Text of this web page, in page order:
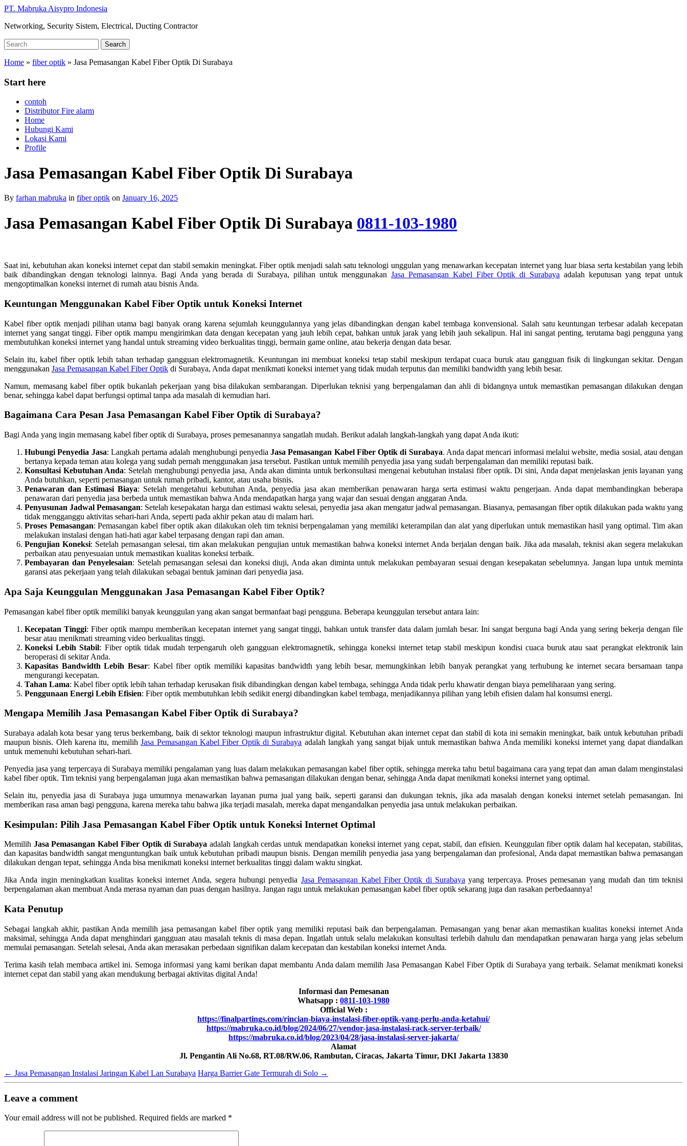
Skip
main
PT. Mabruka Aisypro Indonesia
Networking, Security Sistem, Electrical, Ducting Contractor
Search
for:
Search
Home » fiber optik » Jasa Pemasangan Kabel Fiber Optik Di Surabaya
Start here
contoh
Distributor Fire alarm
Home
Hubungi Kami
Lokasi Kami
Profile
Jasa Pemasangan Kabel Fiber Optik Di Surabaya
By farhan mabruka in fiber optik on January 16, 2025
Jasa Pemasangan Kabel Fiber Optik Di Surabaya 0811-103-1980
Saat ini, kebutuhan akan koneksi internet cepat dan stabil semakin meningkat. Fiber optik menjadi salah satu teknologi unggulan yang menawarkan kecepatan internet yang luar biasa serta kestabilan yang lebih
baik dibandingkan dengan teknologi lainnya. Bagi Anda yang berada di Surabaya, pilihan untuk menggunakanJasa Pemasangan Kabel Fiber Optik di Surabaya adalah keputusan yang tepat untuk
mengoptimalkan koneksi internet di rumah atau bisnis Anda.
Keuntungan Menggunakan Kabel Fiber Optik untuk Koneksi Internet
Kabel fiber optik menjadi pilihan utama bagi banyak orang karena sejumlah keunggulannya yang jelas dibandingkan dengan kabel tembaga konvensional. Salah satu keuntungan terbesar adalah kecepatan
internet yang sangat tinggi. Fiber optik mampu mengirimkan data dengan kecepatan yang jauh lebih cepat, bahkan untuk jarak yang lebih jauh sekalipun. Hal ini sangat penting, terutama bagi pengguna yang
membutuhkan koneksi internet yang handal untuk streaming video berkualitas tinggi, bermain game online, atau bekerja dengan data besar.
Selain itu, kabel fiber optik lebih tahan terhadap gangguan elektromagnetik. Keuntungan ini membuat koneksi tetap stabil meskipun terdapat cuaca buruk atau gangguan fisik di lingkungan sekitar. Dengan
menggunakan Jasa Pemasangan Kabel Fiber Optik di Surabaya, Anda dapat menikmati koneksi internet yang tidak mudah terputus dan memiliki bandwidth yang lebih besar.
Namun, memasang kabel fiber optik bukanlah pekerjaan yang bisa dilakukan sembarangan. Diperlukan teknisi yang berpengalaman dan ahli di bidangnya untuk memastikan pemasangan dilakukan dengan
benar, sehingga kabel dapat berfungsi optimal tanpa ada masalah di kemudian hari.
Bagaimana Cara Pesan Jasa Pemasangan Kabel Fiber Optik di Surabaya?
Bagi Anda yang ingin memasang kabel fiber optik di Surabaya, proses pemesanannya sangatlah mudah. Berikut adalah langkah-langkah yang dapat Anda ikuti:
Hubungi Penyedia Jasa: Langkah pertama adalah menghubungi penyedia Jasa Pemasangan Kabel Fiber Optik di Surabaya. Anda dapat mencari informasi melalui website, media sosial, atau dengan
bertanya kepada teman atau kolega yang sudah pernah menggunakan jasa tersebut. Pastikan untuk memilih penyedia jasa yang sudah berpengalaman dan memiliki reputasi baik.
Konsultasi Kebutuhan Anda: Setelah menghubungi penyedia jasa, Anda akan diminta untuk berkonsultasi mengenai kebutuhan instalasi fiber optik. Di sini, Anda dapat menjelaskan jenis layanan yang
Anda butuhkan, seperti pemasangan untuk rumah pribadi, kantor, atau usaha bisnis.
Penawaran dan Estimasi Biaya: Setelah mengetahui kebutuhan Anda, penyedia jasa akan memberikan penawaran harga serta estimasi waktu pengerjaan. Anda dapat membandingkan beberapa
penawaran dari penyedia jasa berbeda untuk memastikan bahwa Anda mendapatkan harga yang wajar dan sesuai dengan anggaran Anda.
Penyusunan Jadwal Pemasangan: Setelah kesepakatan harga dan estimasi waktu selesai, penyedia jasa akan mengatur jadwal pemasangan. Biasanya, pemasangan fiber optik dilakukan pada waktu yang
tidak mengganggu aktivitas sehari-hari Anda, seperti pada akhir pekan atau di malam hari.
Proses Pemasangan: Pemasangan kabel fiber optik akan dilakukan oleh tim teknisi berpengalaman yang memiliki keterampilan dan alat yang diperlukan untuk memastikan hasil yang optimal. Tim akan
melakukan instalasi dengan hati-hati agar kabel terpasang dengan rapi dan aman.
Pengujian Koneksi: Setelah pemasangan selesai, tim akan melakukan pengujian untuk memastikan bahwa koneksi internet Anda berjalan dengan baik. Jika ada masalah, teknisi akan segera melakukan
perbaikan atau penyesuaian untuk memastikan kualitas koneksi terbaik.
Pembayaran dan Penyelesaian: Setelah pemasangan selesai dan koneksi diuji, Anda akan diminta untuk melakukan pembayaran sesuai dengan kesepakatan sebelumnya. Jangan lupa untuk meminta
garansi atas pekerjaan yang telah dilakukan sebagai bentuk jaminan dari penyedia jasa.
Apa Saja Keunggulan Menggunakan Jasa Pemasangan Kabel Fiber Optik?
Pemasangan kabel fiber optik memiliki banyak keunggulan yang akan sangat bermanfaat bagi pengguna. Beberapa keunggulan tersebut antara lain:
Kecepatan Tinggi: Fiber optik mampu memberikan kecepatan internet yang sangat tinggi, bahkan untuk transfer data dalam jumlah besar. Ini sangat berguna bagi Anda yang sering bekerja dengan file
besar atau menikmati streaming video berkualitas tinggi.
Koneksi Lebih Stabil: Fiber optik tidak mudah terpengaruh oleh gangguan elektromagnetik, sehingga koneksi internet tetap stabil meskipun kondisi cuaca buruk atau saat perangkat elektronik lain
beroperasi di sekitar Anda.
Kapasitas Bandwidth Lebih Besar: Kabel fiber optik memiliki kapasitas bandwidth yang lebih besar, memungkinkan lebih banyak perangkat yang terhubung ke internet secara bersamaan tanpa
mengurangi kecepatan.
Tahan Lama: Kabel fiber optik lebih tahan terhadap kerusakan fisik dibandingkan dengan kabel tembaga, sehingga Anda tidak perlu khawatir dengan biaya pemeliharaan yang sering.
Penggunaan Energi Lebih Efisien: Fiber optik membutuhkan lebih sedikit energi dibandingkan kabel tembaga, menjadikannya pilihan yang lebih efisien dalam hal konsumsi energi.
Mengapa Memilih Jasa Pemasangan Kabel Fiber Optik di Surabaya?
Surabaya adalah kota besar yang terus berkembang, baik di sektor teknologi maupun infrastruktur digital. Kebutuhan akan internet cepat dan stabil di kota ini semakin meningkat, baik untuk kebutuhan pribadi
maupun bisnis. Oleh karena itu, memilihJasa Pemasangan Kabel Fiber Optik di Surabaya adalah langkah yang sangat bijak untuk memastikan bahwa Anda memiliki koneksi internet yang dapat diandalkan
untuk memenuhi kebutuhan sehari-hari.
Penyedia jasa yang terpercaya di Surabaya memiliki pengalaman yang luas dalam melakukan pemasangan kabel fiber optik, sehingga mereka tahu betul bagaimana cara yang tepat dan aman dalam menginstalasi
kabel fiber optik. Tim teknisi yang berpengalaman juga akan memastikan bahwa pemasangan dilakukan dengan benar, sehingga Anda dapat menikmati koneksi internet yang optimal.
Selain itu, penyedia jasa di Surabaya juga umumnya menawarkan layanan purna jual yang baik, seperti garansi dan dukungan teknis, jika ada masalah dengan koneksi internet setelah pemasangan. Ini
memberikan rasa aman bagi pengguna, karena mereka tahu bahwa jika terjadi masalah, mereka dapat mengandalkan penyedia jasa untuk melakukan perbaikan.
Kesimpulan: Pilih Jasa Pemasangan Kabel Fiber Optik untuk Koneksi Internet Optimal
Memilih Jasa Pemasangan Kabel Fiber Optik di Surabaya adalah langkah cerdas untuk mendapatkan koneksi internet yang cepat, stabil, dan efisien. Keunggulan fiber optik dalam hal kecepatan, stabilitas,
dan kapasitas bandwidth sangat menguntungkan baik untuk kebutuhan pribadi maupun bisnis. Dengan memilih penyedia jasa yang berpengalaman dan profesional, Anda dapat memastikan bahwa pemasangan
dilakukan dengan tepat, sehingga Anda bisa menikmati koneksi internet berkualitas tinggi dalam waktu singkat.
Jika Anda ingin meningkatkan kualitas koneksi internet Anda, segera hubungi penyedia Jasa Pemasangan Kabel Fiber Optik di Surabaya yang terpercaya. Proses pemesanan yang mudah dan tim teknisi
berpengalaman akan membuat Anda merasa nyaman dan puas dengan hasilnya. Jangan ragu untuk melakukan pemasangan kabel fiber optik sekarang juga dan rasakan perbedaannya!
Kata Penutup
Sebagai langkah akhir, pastikan Anda memilih jasa pemasangan kabel fiber optik yang memiliki reputasi baik dan berpengalaman. Pemasangan yang benar akan memastikan kualitas koneksi internet Anda
maksimal, sehingga Anda dapat menghindari gangguan atau masalah teknis di masa depan. Ingatlah untuk selalu melakukan konsultasi terlebih dahulu dan mendapatkan penawaran harga yang jelas sebelum
memulai pemasangan. Setelah selesai, Anda akan merasakan perbedaan signifikan dalam kecepatan dan kestabilan koneksi internet Anda.
Terima kasih telah membaca artikel ini. Semoga informasi yang kami berikan dapat membantu Anda dalam memilih Jasa Pemasangan Kabel Fiber Optik di Surabaya yang terbaik. Selamat menikmati koneksi
internet cepat dan stabil yang akan mendukung berbagai aktivitas digital Anda!
Informasi dan Pemesanan
Whatsapp : 0811-103-1980
Official Web :
https://finalpartings.com/rincian-biaya-instalasi-fiber-optik-yang-perlu-anda-ketahui/
https://mabruka.co.id/blog/2024/06/27/vendor-jasa-instalasi-rack-server-terbaik/
https://mabruka.co.id/blog/2023/04/28/jasa-instalasi-server-jakarta/
Alamat
Jl. Pengantin Ali No.68, RT.08/RW.06, Rambutan, Ciracas, Jakarta Timur, DKI Jakarta 13830
← Jasa Pemasangan Instalasi Jaringan Kabel Lan Surabaya Harga Barrier Gate Termurah di Solo →
Leave a comment
Your email address will not be published. Required fields are marked *